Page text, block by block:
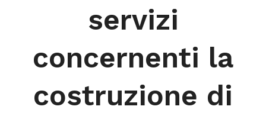
servizi
concernenti la
costruzione di